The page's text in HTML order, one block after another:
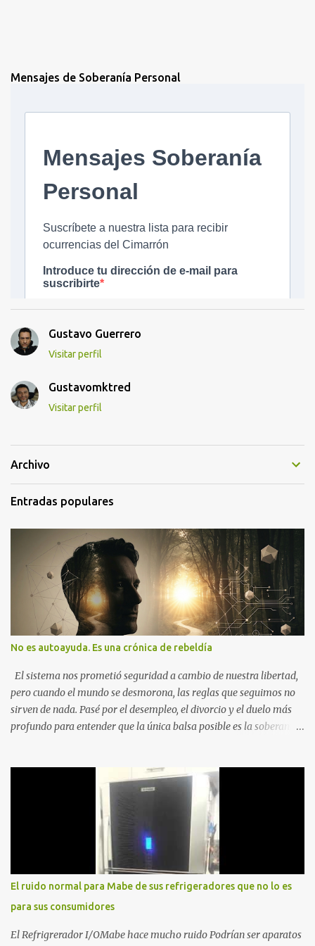
Mensajes de Soberanía Personal
Gustavo Guerrero
Visitar perfil
Gustavomktred
Visitar perfil
Archivo
Entradas populares
No es autoayuda. Es una crónica de rebeldía
El sistema nos prometió seguridad a cambio de nuestra libertad,
pero cuando el mundo se desmorona, las reglas que seguimos no
sirven de nada. Pasé por el desempleo, el divorcio y el duelo más
profundo para entender que la única balsa posible es la soberanía
un Cimarrón no es huir del mundo, es aprender a caminar en él sin
llevar puestas las cadenas de otros 1. La Caída: Al Filo del
Precipicio El momento del quiebre. En Al Filo del Precipicio, relato
mi caída. No como una víctima, sino como alguien que descubrió
que la crisis es el único lugar donde la verdad no se puede ocultar.
Este libro es el testimonio de cómo reconstruir la identidad cuando
el éxito corporativo y las etiquetas sociales te abandonan. Es la
base técnica y espiritual de mi regreso al mundo. Adquirir en
Amazon 2. La Huida: Cimarrón Asilvestrarse: La úni...
El ruido normal para Mabe de sus refrigeradores que no lo es
para sus consumidores
El Refrigrerador I/OMabe hace mucho ruido Podrían ser aparatos